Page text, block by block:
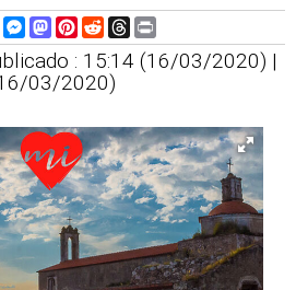
LinkedIn
Messenger
Mastodon
Pinterest
RedditThreads
: 15:14 (16/03/2020) |
03/2020)